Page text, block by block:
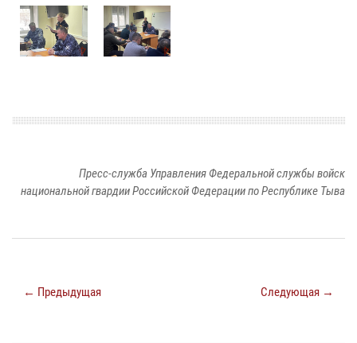
Пресс-служба Управления Федеральной службы войск
национальной гвардии Российской Федерации по Республике Тыва
← Предыдущая Следующая →